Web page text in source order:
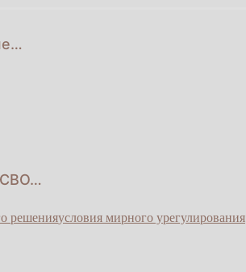
СВО…
решенияусловия мирного урегулирования